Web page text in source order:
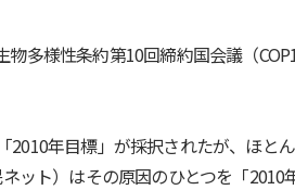
多様性条約第10回締約国会議（
2010年目標」が採択されたが、ほと
ット）はその原因のひとつを「